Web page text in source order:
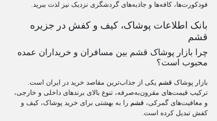
فودکورت‌ها، کافه‌ها و جاذبه‌های گردشگری نزدیک نیز لذت ببرید.
بانک اطلاعات پوشاک، کیف و کفش در جزیره
قشم
چرا بازار پوشاک قشم بین مسافران و خریداران عمده
محبوب است؟
بازار پوشاک قشم یکی از جذاب‌ترین مقاصد خرید در ایران است.
ترکیب قیمت‌های مقرون‌به‌صرفه، تنوع بالای برندهای داخلی و خارجی،
و معافیت‌های گمرکی، قشم را به بهشتی برای خرید پوشاک، کیف و
کفش تبدیل کرده است.